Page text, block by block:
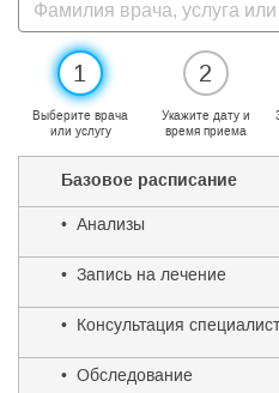
1
Выберите врача
или услугу
2
Укажите дату и
время приема
Базовое расписание
• Анализы
• Запись на лечение
• Консультация
• Обследование